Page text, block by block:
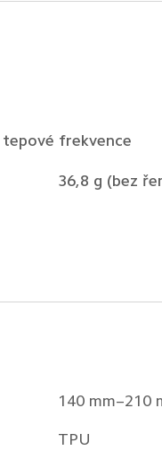
tepové frekvence
36,8 g (bez
140 mm–210
TPU